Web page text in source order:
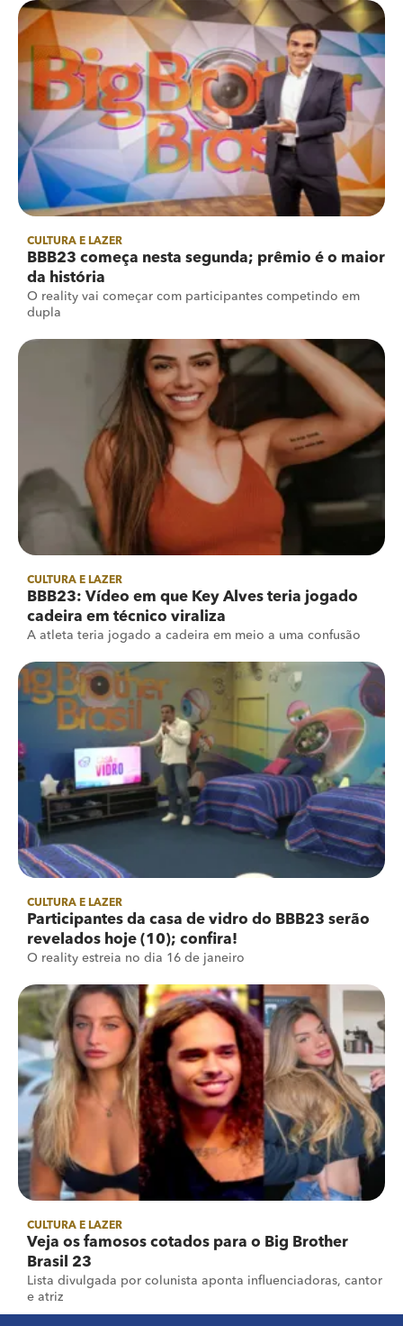
CULTURA E LAZER
BBB23 começa nesta segunda; prêmio é o maior
da história
O reality vai começar com participantes competindo em
dupla
CULTURA E LAZER
BBB23: Vídeo em que Key Alves teria jogado
cadeira em técnico viraliza
A atleta teria jogado a cadeira em meio a uma confusão
CULTURA E LAZER
Participantes da casa de vidro do BBB23 serão
revelados hoje (10); confira!
O reality estreia no dia 16 de janeiro
CULTURA E LAZER
Veja os famosos cotados para o Big Brother
Brasil 23
Lista divulgada por colunista aponta influenciadoras, cantor
e atriz